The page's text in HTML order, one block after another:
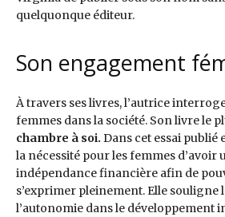
quelquonque éditeur.
Son engagement
À travers ses livres, l’autrice
femmes dans la société. Son livre le
chambre à soi. Dans cet essai publié
la nécessité pour les femmes d’avoir
indépendance financière afin de
s’exprimer pleinement. Elle souligne
l’autonomie dans le développement